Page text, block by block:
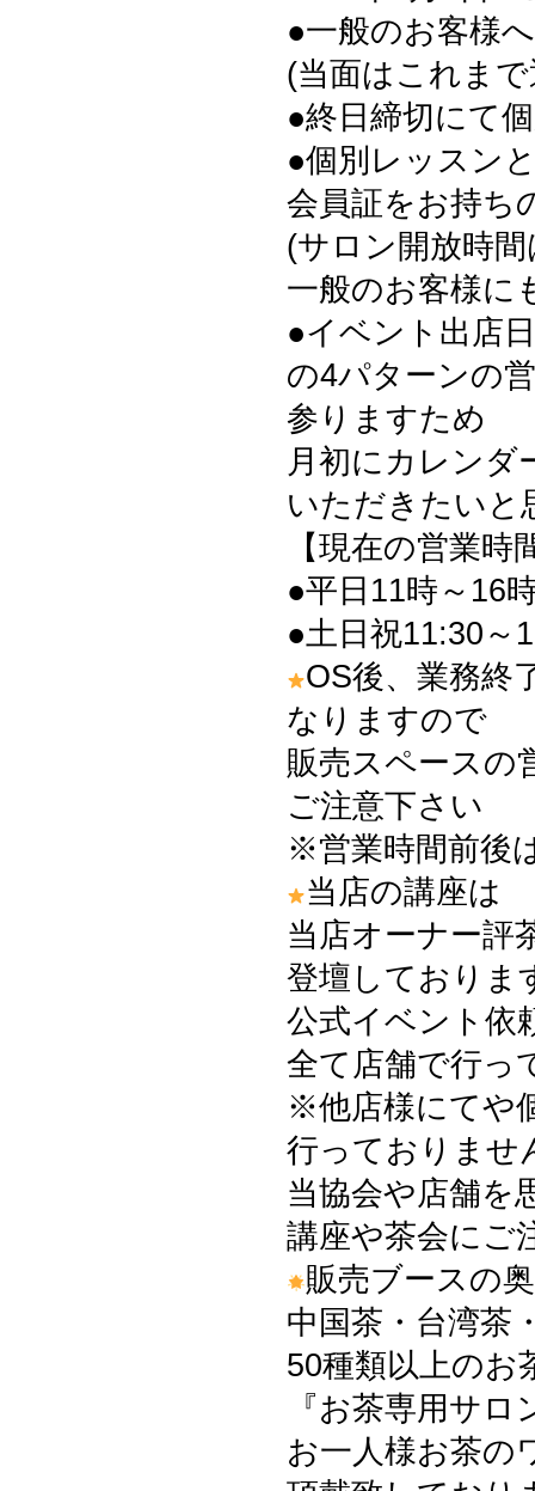
●一般のお客様
(当面はこれま
●終日締切にて
●個別レッスン
会員証をお持ち
(サロン開放時
一般のお客様に
●イベント出店日
の4パターンの
参りますため
月初にカレンダ
いただきたいと
【現在の営業時
●平日11時～16
●土日祝11:30～
OS後、業務終
なりますので
販売スペースの
ご注意下さい
※営業時間前後
当店の講座は
当店オーナー評
登壇しておりま
公式イベント依
全て店舗で行っ
※他店様にてや
行っておりませ
当協会や店舗を
講座や茶会にご
販売ブースの
中国茶・台湾茶
50種類以上のお
『お茶専用サ
お一人様お茶の